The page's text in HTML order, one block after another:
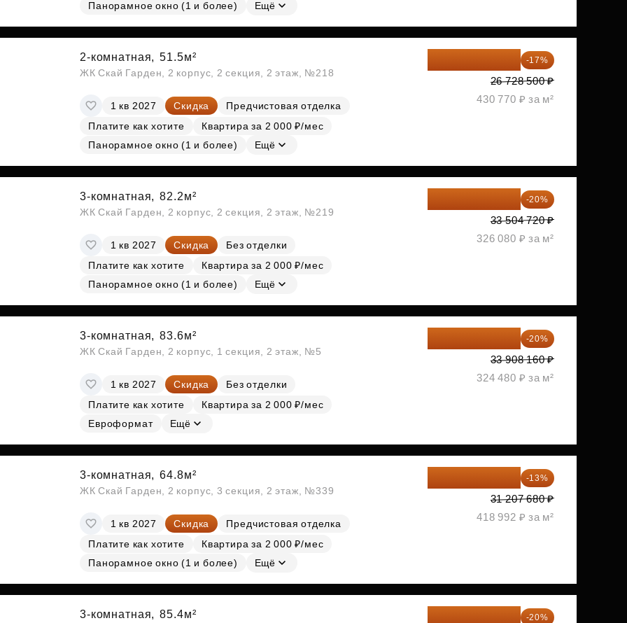
СубсидииПанорамное окно (1 и более)
Ещё
2-комнатная, 51.5м²
ЖК Скай Гарден, 2 корпус, 2 секция, 2 этаж, №218
1 кв 2027 Скидка
Предчистовая отделка
Платите как хотите
Квартира за 2 000 ₽/мес
Панорамное окно (1 и более)
Ещё
-17%
26 728 500 ₽
430 770 ₽ за м²
3-комнатная, 82.2м²
ЖК Скай Гарден, 2 корпус, 2 секция, 2 этаж, №219
1 кв 2027 Скидка
Без отделки
Платите как хотите
Квартира за 2 000 ₽/мес
Панорамное окно (1 и более)
Ещё
-20%
33 504 720 ₽
326 080 ₽ за м²
3-комнатная, 83.6м²
ЖК Скай Гарден, 2 корпус, 1 секция, 2 этаж, №5
1 кв 2027 Скидка
Без отделки
Платите как хотите
Квартира за 2 000 ₽/мес
Евроформат
Ещё
-20%
33 908 160 ₽
324 480 ₽ за м²
3-комнатная, 64.8м²
ЖК Скай Гарден, 2 корпус, 3 секция, 2 этаж, №339
1 кв 2027 Скидка
Предчистовая отделка
Платите как хотите
Квартира за 2 000 ₽/мес
Панорамное окно (1 и более)
Ещё
-13%
31 207 680 ₽
418 992 ₽ за м²
3-комнатная, 85.4м² -20%